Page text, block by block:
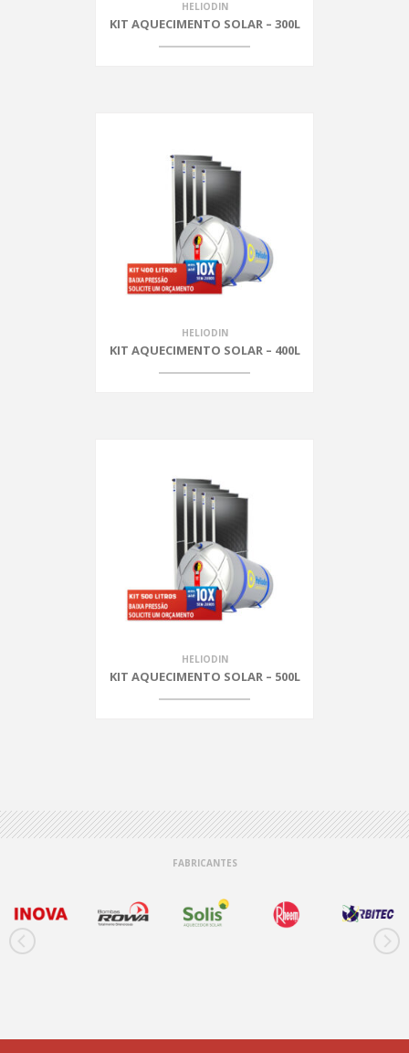
HELIODIN
KIT AQUECIMENTO SOLAR – 300L
HELIODIN
KIT AQUECIMENTO SOLAR – 400L
HELIODIN
KIT AQUECIMENTO SOLAR – 500L
FABRICANTES